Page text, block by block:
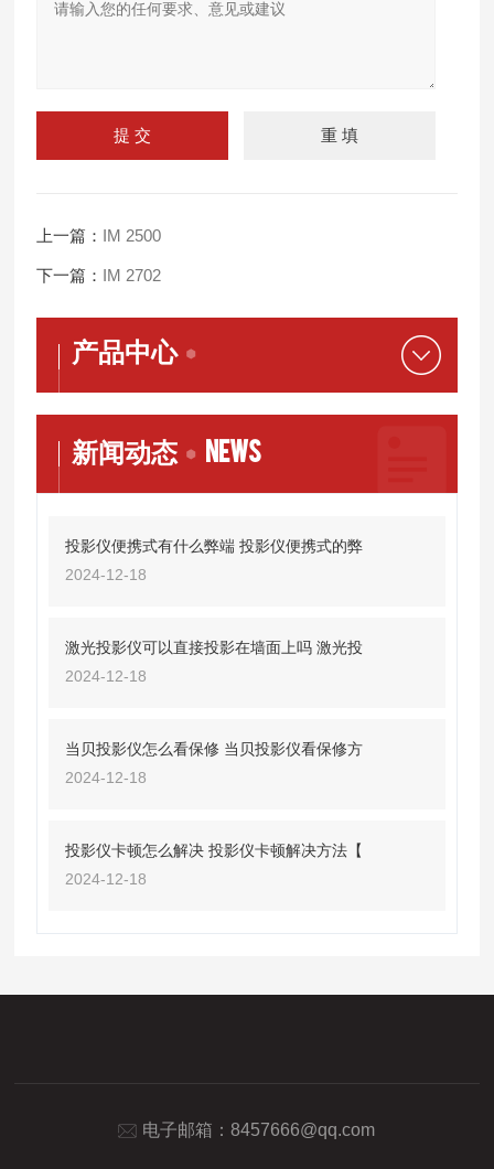
上一篇： IM 2500
下一篇： IM 2702
产品中心
新闻动态 NEWS
投影仪便携式有什么弊端 投影仪便携式的弊
2024-12-18
激光投影仪可以直接投影在墙面上吗 激光投
2024-12-18
当贝投影仪怎么看保修 当贝投影仪看保修方
2024-12-18
投影仪卡顿怎么解决 投影仪卡顿解决方法【
2024-12-18
电子邮箱：8457666@qq.com